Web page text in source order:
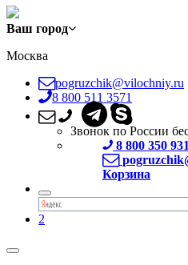
Ваш город
Москва
pogruzchik@vilochniy.ru
8 800 511 3571
Звонок по России
8 800 350
Корзина
2